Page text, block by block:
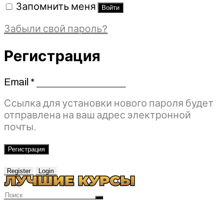
Запомнить меня Войти
Забыли свой пароль?
Регистрация
Email *Обязательно
Ссылка для установки нового пароля будет
отправлена ​​на ваш адрес электронной
почты.
Регистрация
Register Login